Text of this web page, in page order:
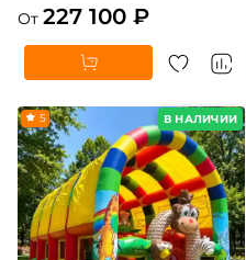
От 227 100 ₽
В НАЛИЧИИ
5